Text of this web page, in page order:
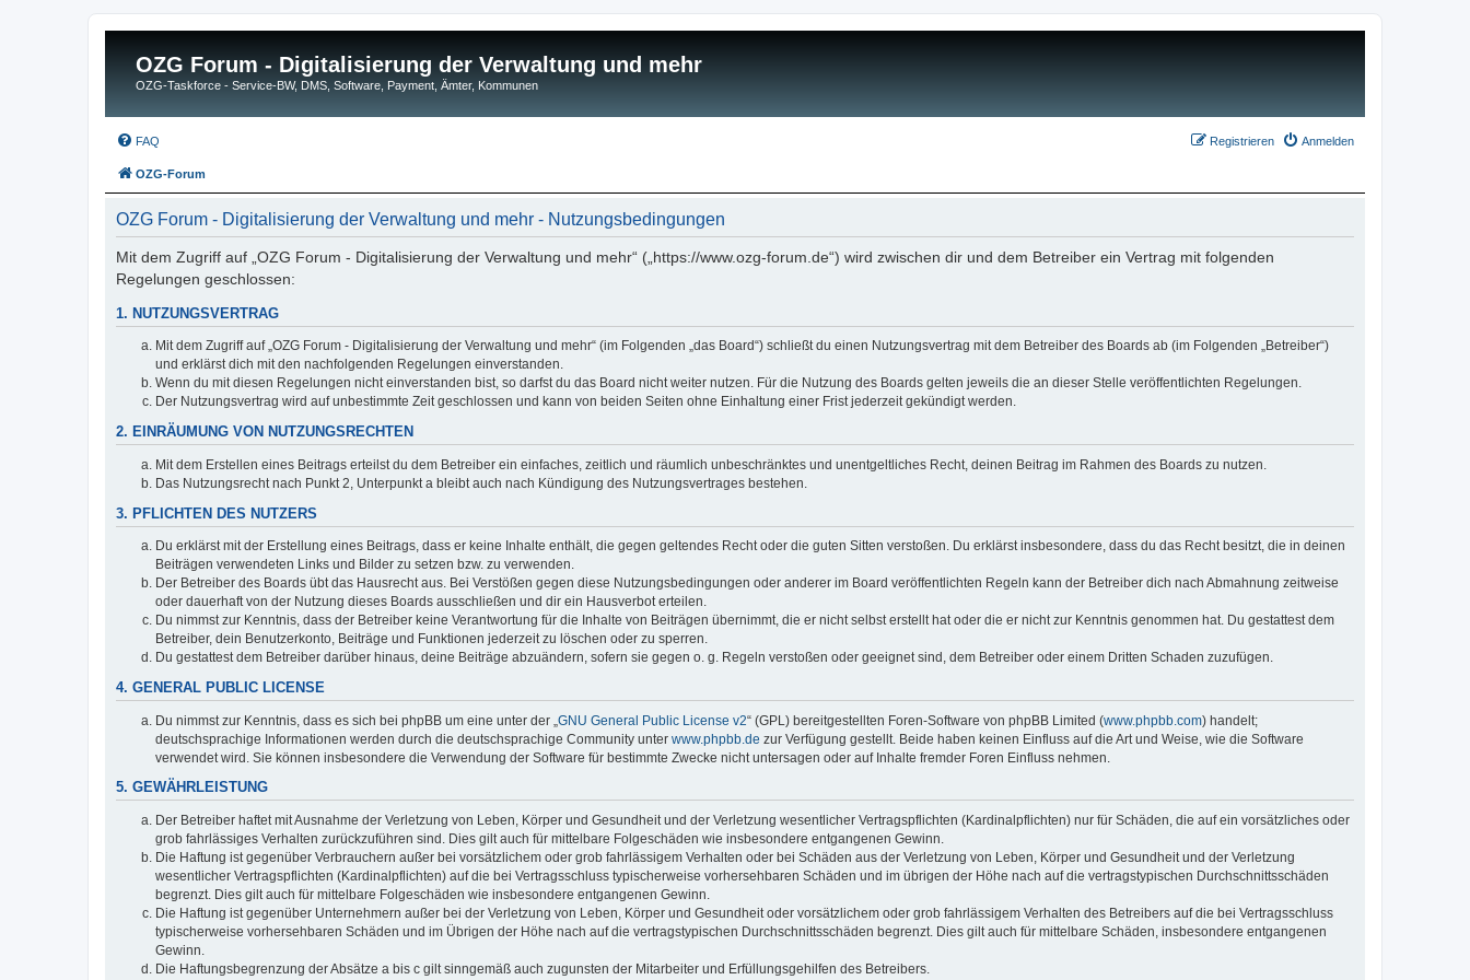
OZG Forum - Digitalisierung der Verwaltung und mehr
OZG-Taskforce - Service-BW, DMS, Software, Payment, Ämter, Kommunen
FAQ Anmelden
Registrieren
OZG-Forum
OZG Forum - Digitalisierung der Verwaltung und mehr - Nutzungsbedingungen
Mit dem Zugriff auf „OZG Forum - Digitalisierung der Verwaltung und mehr“ („https://www.ozg-forum.de“) wird zwischen dir und dem Betreiber ein Vertrag mit folgenden
Regelungen geschlossen:
1. NUTZUNGSVERTRAG
Mit dem Zugriff auf „OZG Forum - Digitalisierung der Verwaltung und mehr“ (im Folgenden „das Board“) schließt du einen Nutzungsvertrag mit dem Betreiber des Boards ab (im Folgenden „Betreiber“)
und erklärst dich mit den nachfolgenden Regelungen einverstanden.
Wenn du mit diesen Regelungen nicht einverstanden bist, so darfst du das Board nicht weiter nutzen. Für die Nutzung des Boards gelten jeweils die an dieser Stelle veröffentlichten Regelungen.
Der Nutzungsvertrag wird auf unbestimmte Zeit geschlossen und kann von beiden Seiten ohne Einhaltung einer Frist jederzeit gekündigt werden.
2. EINRÄUMUNG VON NUTZUNGSRECHTEN
Mit dem Erstellen eines Beitrags erteilst du dem Betreiber ein einfaches, zeitlich und räumlich unbeschränktes und unentgeltliches Recht, deinen Beitrag im Rahmen des Boards zu nutzen.
Das Nutzungsrecht nach Punkt 2, Unterpunkt a bleibt auch nach Kündigung des Nutzungsvertrages bestehen.
3. PFLICHTEN DES NUTZERS
Du erklärst mit der Erstellung eines Beitrags, dass er keine Inhalte enthält, die gegen geltendes Recht oder die guten Sitten verstoßen. Du erklärst insbesondere, dass du das Recht besitzt, die in deinen
Beiträgen verwendeten Links und Bilder zu setzen bzw. zu verwenden.
Der Betreiber des Boards übt das Hausrecht aus. Bei Verstößen gegen diese Nutzungsbedingungen oder anderer im Board veröffentlichten Regeln kann der Betreiber dich nach Abmahnung zeitweise
oder dauerhaft von der Nutzung dieses Boards ausschließen und dir ein Hausverbot erteilen.
Du nimmst zur Kenntnis, dass der Betreiber keine Verantwortung für die Inhalte von Beiträgen übernimmt, die er nicht selbst erstellt hat oder die er nicht zur Kenntnis genommen hat. Du gestattest dem
Betreiber, dein Benutzerkonto, Beiträge und Funktionen jederzeit zu löschen oder zu sperren.
Du gestattest dem Betreiber darüber hinaus, deine Beiträge abzuändern, sofern sie gegen o. g. Regeln verstoßen oder geeignet sind, dem Betreiber oder einem Dritten Schaden zuzufügen.
4. GENERAL PUBLIC LICENSE
Du nimmst zur Kenntnis, dass es sich bei phpBB um eine unter der „ GNU General Public License v2“ (GPL) bereitgestellten Foren-Software von phpBB Limited (www.phpbb.com) handelt;
deutschsprachige Informationen werden durch die deutschsprachige Community unter www.phpbb.de zur Verfügung gestellt. Beide haben keinen Einfluss auf die Art und Weise, wie die Software
verwendet wird. Sie können insbesondere die Verwendung der Software für bestimmte Zwecke nicht untersagen oder auf Inhalte fremder Foren Einfluss nehmen.
5. GEWÄHRLEISTUNG
Der Betreiber haftet mit Ausnahme der Verletzung von Leben, Körper und Gesundheit und der Verletzung wesentlicher Vertragspflichten (Kardinalpflichten) nur für Schäden, die auf ein vorsätzliches oder
grob fahrlässiges Verhalten zurückzuführen sind. Dies gilt auch für mittelbare Folgeschäden wie insbesondere entgangenen Gewinn.
Die Haftung ist gegenüber Verbrauchern außer bei vorsätzlichem oder grob fahrlässigem Verhalten oder bei Schäden aus der Verletzung von Leben, Körper und Gesundheit und der Verletzung
wesentlicher Vertragspflichten (Kardinalpflichten) auf die bei Vertragsschluss typischerweise vorhersehbaren Schäden und im übrigen der Höhe nach auf die vertragstypischen Durchschnittsschäden
begrenzt. Dies gilt auch für mittelbare Folgeschäden wie insbesondere entgangenen Gewinn.
Die Haftung ist gegenüber Unternehmern außer bei der Verletzung von Leben, Körper und Gesundheit oder vorsätzlichem oder grob fahrlässigem Verhalten des Betreibers auf die bei Vertragsschluss
typischerweise vorhersehbaren Schäden und im Übrigen der Höhe nach auf die vertragstypischen Durchschnittsschäden begrenzt. Dies gilt auch für mittelbare Schäden, insbesondere entgangenen
Gewinn.
Die Haftungsbegrenzung der Absätze a bis c gilt sinngemäß auch zugunsten der Mitarbeiter und Erfüllungsgehilfen des Betreibers.